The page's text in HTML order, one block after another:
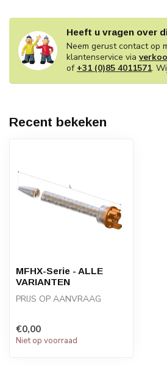
Heeft u vragen over
Neem gerust contact op
klantenservice via
of +31 (0)85 4011571.
Recent bekeken
MFHX-Serie - ALLE
VARIANTEN
PRIJS OP AANVRAAG
mixers voor MIXPAC® F-
systemen, met ge...
€0,00
Niet op voorraad